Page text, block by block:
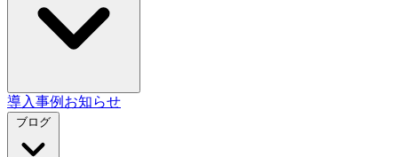
導入事例 お知らせ